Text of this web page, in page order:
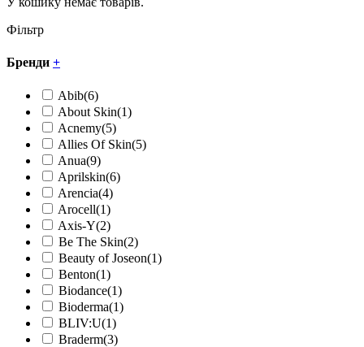
Фільтр
Бренди +
Abib(6)
About Skin(1)
Acnemy(5)
Allies Of Skin(5)
Anua(9)
Aprilskin(6)
Arencia(4)
Arocell(1)
Axis-Y(2)
Be The Skin(2)
Beauty of Joseon(1)
Benton(1)
Biodance(1)
Bioderma(1)
BLIV:U(1)
Braderm(3)